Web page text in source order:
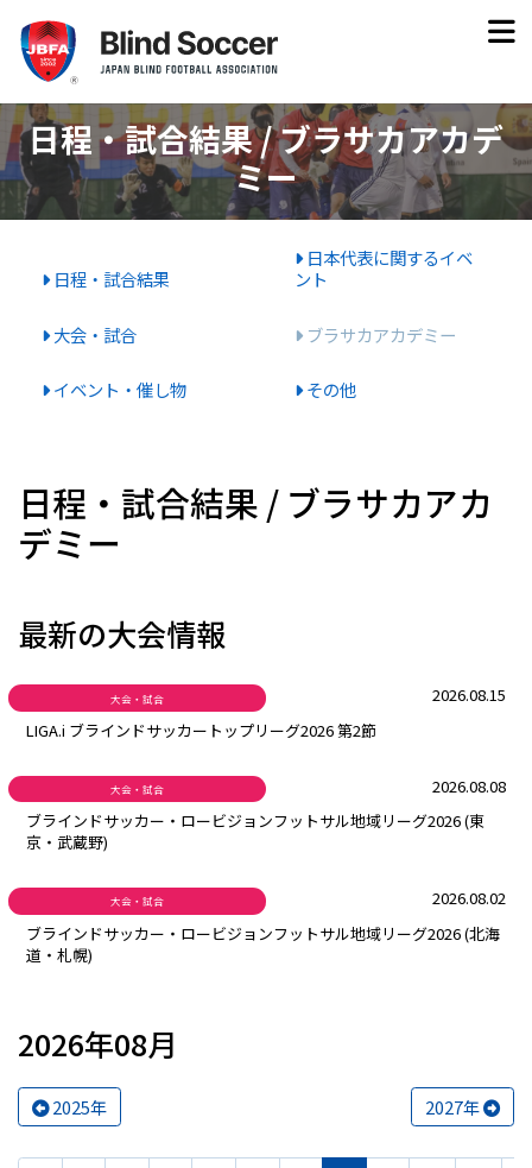
日程・試合結果 / ブラサカアカデ
ミー
日程・試合結果
日本代表に関するイベ
ント
大会・試合 ブラサカアカデミー
イベント・催し物 その他
日程・試合結果 / ブラサカアカ
デミー
最新の大会情報
大会・試合
2026.08.15
LIGA.i ブラインドサッカートップリーグ2026 第2節
大会・試合
2026.08.08
ブラインドサッカー・ロービジョンフットサル地域リーグ2026 (東
京・武蔵野)
大会・試合
2026.08.02
ブラインドサッカー・ロービジョンフットサル地域リーグ2026 (北海
道・札幌)
2026年08月
2025年 2027年